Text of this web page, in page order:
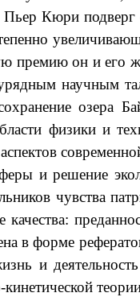
Кюри
премию он и его
научным
озера
физики и
и решение
чувства
в форме
и